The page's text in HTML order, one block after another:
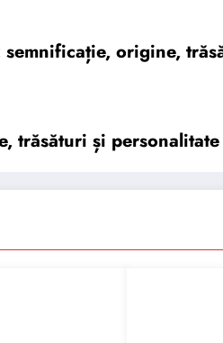
semnificație, origine,
trăsături și personalitate